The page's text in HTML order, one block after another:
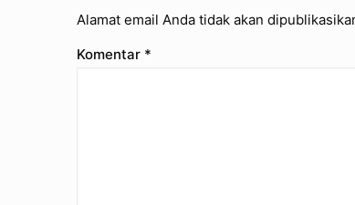
Alamat email Anda tidak akan
Komentar *